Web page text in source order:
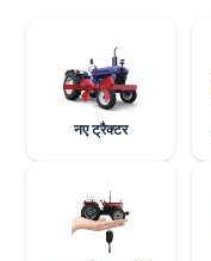
नए ट्रैक्टर